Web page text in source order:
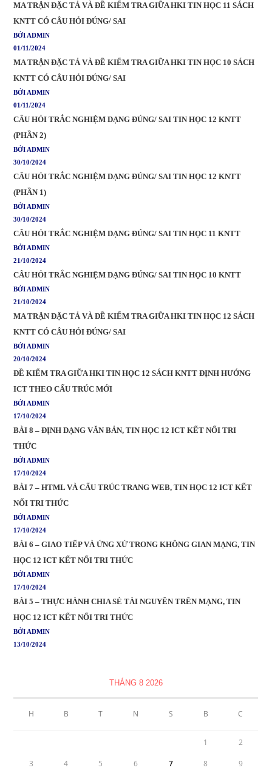
MA TRẬN ĐẶC TẢ VÀ ĐỀ KIỂM TRA GIỮA HKI TIN HỌC 11 SÁCH
KNTT CÓ CÂU HỎI ĐÚNG/ SAI
BỞI ADMIN
01/11/2024
MA TRẬN ĐẶC TẢ VÀ ĐỀ KIỂM TRA GIỮA HKI TIN HỌC 10 SÁCH
KNTT CÓ CÂU HỎI ĐÚNG/ SAI
BỞI ADMIN
01/11/2024
CÂU HỎI TRẮC NGHIỆM DẠNG ĐÚNG/ SAI TIN HỌC 12 KNTT
(PHẦN 2)
BỞI ADMIN
30/10/2024
CÂU HỎI TRẮC NGHIỆM DẠNG ĐÚNG/ SAI TIN HỌC 12 KNTT
(PHẦN 1)
BỞI ADMIN
30/10/2024
CÂU HỎI TRẮC NGHIỆM DẠNG ĐÚNG/ SAI TIN HỌC 11 KNTT
BỞI ADMIN
21/10/2024
CÂU HỎI TRẮC NGHIỆM DẠNG ĐÚNG/ SAI TIN HỌC 10 KNTT
BỞI ADMIN
21/10/2024
MA TRẬN ĐẶC TẢ VÀ ĐỀ KIỂM TRA GIỮA HKI TIN HỌC 12 SÁCH
KNTT CÓ CÂU HỎI ĐÚNG/ SAI
BỞI ADMIN
20/10/2024
ĐỀ KIỂM TRA GIỮA HKI TIN HỌC 12 SÁCH KNTT ĐỊNH HƯỚNG
ICT THEO CẤU TRÚC MỚI
BỞI ADMIN
17/10/2024
BÀI 8 – ĐỊNH DẠNG VĂN BẢN, TIN HỌC 12 ICT KẾT NỐI TRI
THỨC
BỞI ADMIN
17/10/2024
BÀI 7 – HTML VÀ CẤU TRÚC TRANG WEB, TIN HỌC 12 ICT KẾT
NỐI TRI THỨC
BỞI ADMIN
17/10/2024
BÀI 6 – GIAO TIẾP VÀ ỨNG XỬ TRONG KHÔNG GIAN MẠNG, TIN
HỌC 12 ICT KẾT NỐI TRI THỨC
BỞI ADMIN
17/10/2024
BÀI 5 – THỰC HÀNH CHIA SẺ TÀI NGUYÊN TRÊN MẠNG, TIN
HỌC 12 ICT KẾT NỐI TRI THỨC
BỞI ADMIN
13/10/2024
THÁNG 8 2026
H B T N S B C
1 2
3 4 5 6 7 8 9